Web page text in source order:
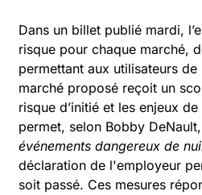
Dans un billet publié mardi,
risque pour chaque marché,
permettant aux utilisateurs
marché proposé reçoit un
risque d’initié et les enjeux
permet, selon Bobby
événements dangereux de
déclaration de l'employeur
soit passé. Ces mesures